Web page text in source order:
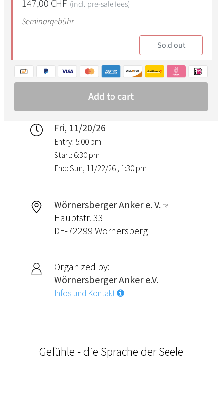
Fri, 11/20/26
Entry: 5:00 pm
Start: 6:30 pm
End: Sun, 11/22/26 , 1:30 pm
Wörnersberger Anker e. V.
Hauptstr. 33
DE-72299 Wörnersberg
Organized by:
Wörnersberger Anker e.V.
Infos und Kontakt
Gefühle - die Sprache der Seele